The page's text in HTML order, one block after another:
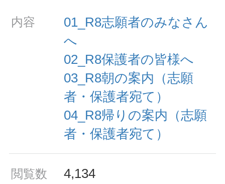
内容
01_R8志願者のみなさん
へ
02_R8保護者の皆様へ
03_R8朝の案内（志願
者・保護者宛て）
04_R8帰りの案内（志願
者・保護者宛て）
閲覧数 4,134